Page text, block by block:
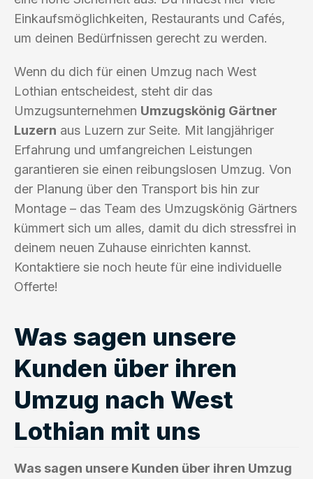
Einkaufsmöglichkeiten, Restaurants und Cafés,
um deinen Bedürfnissen gerecht zu werden.
Wenn du dich für einen Umzug nach West
Lothian entscheidest, steht dir das
Umzugsunternehmen Umzugskönig Gärtner
Luzern aus Luzern zur Seite. Mit langjähriger
Erfahrung und umfangreichen Leistungen
garantieren sie einen reibungslosen Umzug. Von
der Planung über den Transport bis hin zur
Montage – das Team des Umzugskönig Gärtners
kümmert sich um alles, damit du dich stressfrei in
deinem neuen Zuhause einrichten kannst.
Kontaktiere sie noch heute für eine individuelle
Offerte!
Was sagen unsere
Kunden über ihren
Umzug nach West
Lothian mit uns
Was sagen unsere Kunden über ihren Umzug